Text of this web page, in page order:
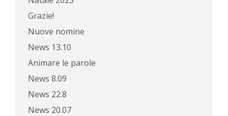
Grazie!
Nuove nomine
News 13.10
Animare le parole
News 8.09
News 22.8
News 20.07